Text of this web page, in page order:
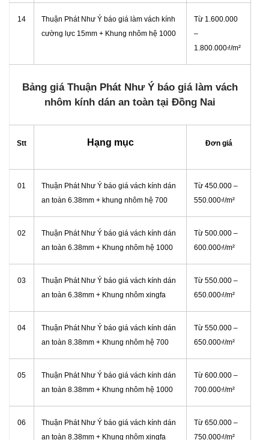
14
Thuận Phát Như Ý báo giá làm vách kính
cường lực 15mm + Khung nhôm hệ 1000
Từ 1.600.000
–
1.800.000₫/m²
Bảng giá Thuận Phát Như Ý báo giá làm vách
nhôm kính dán an toàn tại Đồng Nai
Stt Hạng mục Đơn giá
01
Thuận Phát Như Ý báo giá vách kính dán
an toàn 6.38mm + khung nhôm hệ 700
Từ 450.000 –
550.000₫/m²
02
Thuận Phát Như Ý báo giá vách kính dán
an toàn 6.38mm + Khung nhôm hệ 1000
Từ 500.000 –
600.000₫/m²
03
Thuận Phát Như Ý báo giá vách kính dán
an toàn 6.38mm + Khung nhôm xingfa
Từ 550.000 –
650.000₫/m²
04
Thuận Phát Như Ý báo giá vách kính dán
an toàn 8.38mm + Khung nhôm hệ 700
Từ 550.000 –
650.000₫/m²
05
Thuận Phát Như Ý báo giá vách kính dán
an toàn 8.38mm + Khung nhôm hệ 1000
Từ 600.000 –
700.000₫/m²
06
Thuận Phát Như Ý báo giá vách kính dán
an toàn 8.38mm + Khung nhôm xingfa
Từ 650.000 –
750.000₫/m²